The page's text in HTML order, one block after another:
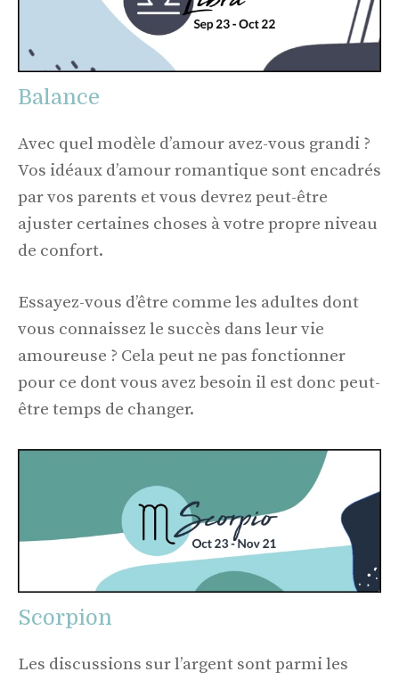
Balance
Avec quel modèle d’amour avez-vous grandi ?
Vos idéaux d’amour romantique sont encadrés
par vos parents et vous devrez peut-être
ajuster certaines choses à votre propre niveau
de confort.
Essayez-vous d’être comme les adultes dont
vous connaissez le succès dans leur vie
amoureuse ? Cela peut ne pas fonctionner
pour ce dont vous avez besoin il est donc peut-
être temps de changer.
Scorpion
Les discussions sur l’argent sont parmi les